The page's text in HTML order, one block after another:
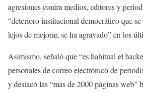
agresiones contra medios, editores y
“deterioro institucional democrático que
lejos de mejorar, se ha agravado” en los
Asimismo, señaló que “es habitual el
personales de correo electrónico de
y destacó las “más de 2000 páginas web”